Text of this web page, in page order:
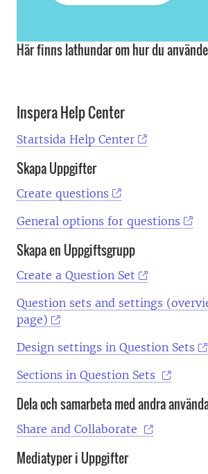
Här finns lathundar om hur du
Inspera Help Center
Startsida Help Center
Skapa Uppgifter
Create questions
General options for questions
Skapa en Uppgiftsgrupp
Create a Question Set
Question sets and settings
page)
Design settings in Question Sets
Sections in Question Sets
Dela och samarbeta med andra
Share and Collaborate
Mediatyper i Uppgifter